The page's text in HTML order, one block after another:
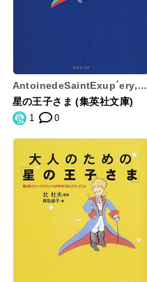
AntoinedeSaintExup´ery,ア
ントワーヌ・ドサン=テグジュ
ペリ
星の王子さま (集英社文庫)
1 0